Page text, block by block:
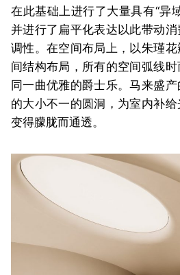
在此基础上进行了大量具有“异
并进行了扁平化表达以此带动
调性。在空间布局上，以朱瑾
间结构布局，所有的空间弧线
同一曲优雅的爵士乐。马来盛
的大小不一的圆洞，为室内补
变得朦胧而通透。